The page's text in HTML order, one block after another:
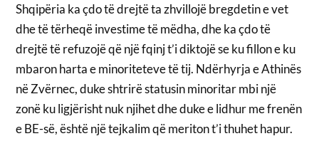
Shqipëria ka çdo të drejtë ta zhvillojë bregdetin e vet
dhe të tërheqë investime të mëdha, dhe ka çdo të
drejtë të refuzojë që një fqinj t’i diktojë se ku fillon e ku
mbaron harta e minoriteteve të tij. Ndërhyrja e Athinës
në Zvërnec, duke shtrirë statusin minoritar mbi një
zonë ku ligjërisht nuk njihet dhe duke e lidhur me frenën
e BE-së, është një tejkalim që meriton t’i thuhet hapur.